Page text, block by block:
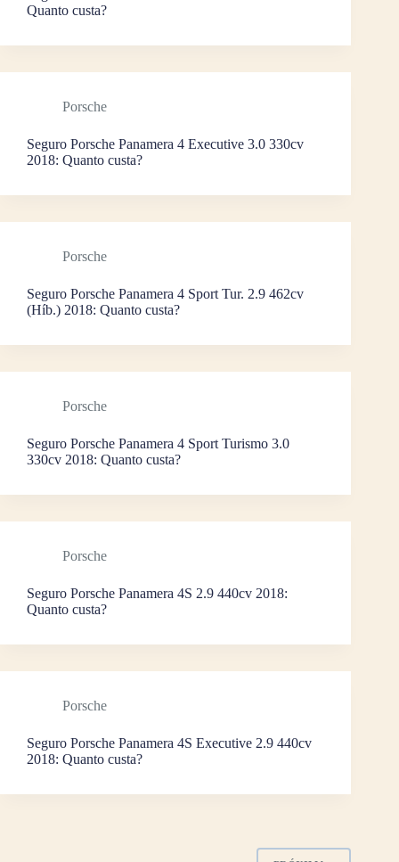
Quanto custa?
Porsche
Seguro Porsche Panamera 4 Executive 3.0 330cv
2018: Quanto custa?
Porsche
Seguro Porsche Panamera 4 Sport Tur. 2.9 462cv
(Híb.) 2018: Quanto custa?
Porsche
Seguro Porsche Panamera 4 Sport Turismo 3.0
330cv 2018: Quanto custa?
Porsche
Seguro Porsche Panamera 4S 2.9 440cv 2018:
Quanto custa?
Porsche
Seguro Porsche Panamera 4S Executive 2.9 440cv
2018: Quanto custa?